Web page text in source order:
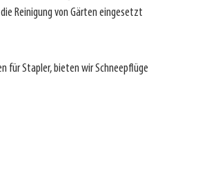
Reinigung von Gärten eingesetzt
für Stapler, bieten wir Schneepflüge